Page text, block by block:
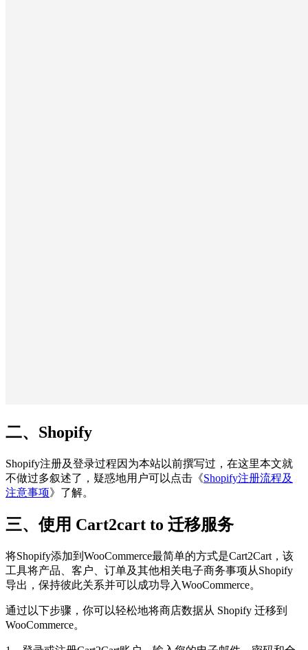
二、Shopify
Shopify注册及登录过程因为本站以前撰写过，在这里本文就
不做过多叙述了，疑惑地用户可以点击《Shopify注册流程及
注意事项》了解。
三、使用 Cart2cart to 迁移服务
将Shopify添加到WooCommerce最简单的方式是Cart2Cart，该
工具将产品、客户、订单及其他相关电子商务事项从Shopify
导出，保持彼此关系并可以成功导入WooCommerce。
通过以下步骤，你可以轻松地将商店数据从 Shopify 迁移到
WooCommerce。